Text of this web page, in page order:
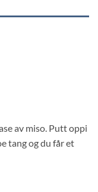
av miso. Putt oppi
tang og du får et